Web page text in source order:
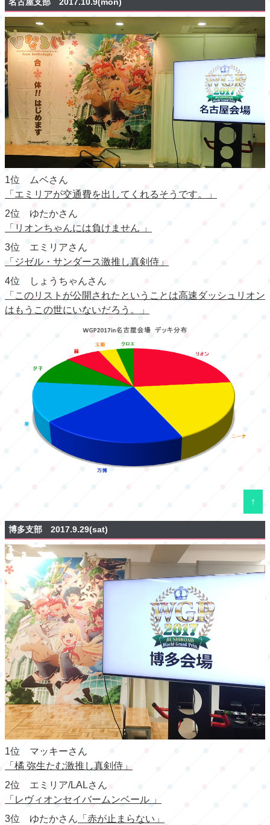
1位 ムベさん
「エミリアが交通費を出してくれるそうです。」
2位 ゆたかさん
「リオンちゃんには負けません 」
3位 エミリアさん
「ジゼル・サンダース激推し真剣侍」
4位 しょうちゃんさん
「このリストが公開されたということは高速ダッシュリオン
はもうこの世にいないだろう。」
↑
博多支部 2017.9.29(sat)
1位 マッキーさん
「橘 弥生たむ激推し真剣侍」
2位 エミリア/LALさん
「レヴィオンセイバームンベール 」
3位 ゆたかさん 「赤が止まらない」